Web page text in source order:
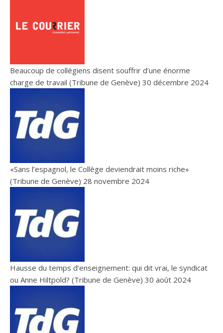
Beaucoup de collégiens disent souffrir d’une énorme
charge de travail (Tribune de Genève) 30 décembre 2024
«Sans l’espagnol, le Collège deviendrait moins riche»
(Tribune de Genève) 28 novembre 2024
Hausse du temps d’enseignement: qui dit vrai, le syndicat
ou Anne Hiltpold? (Tribune de Genève) 30 août 2024